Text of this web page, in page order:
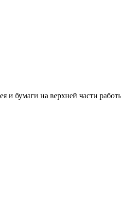
и бумаги на верхней части